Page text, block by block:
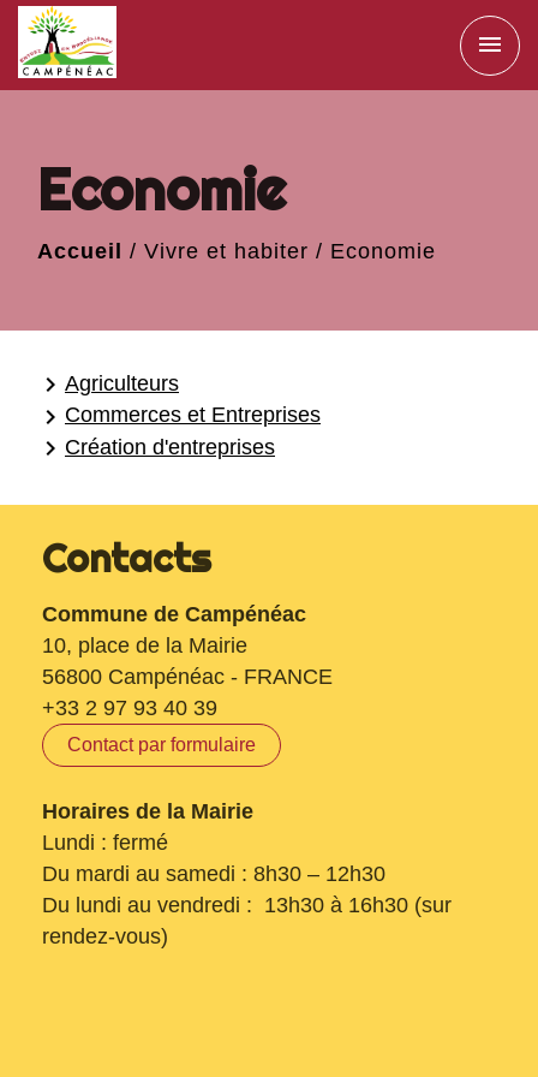
menu
Economie
Accueil / Vivre et habiter / Economie
keyboard_arrow_right Agriculteurs
keyboard_arrow_right Commerces et Entreprises
keyboard_arrow_right Création d'entreprises
Contacts
Commune de Campénéac
10, place de la Mairie
56800 Campénéac - FRANCE
+33 2 97 93 40 39
Contact par formulaire
Horaires de la Mairie
Lundi : fermé
Du mardi au samedi : 8h30 – 12h30
Du lundi au vendredi : 13h30 à 16h30 (sur
rendez-vous)